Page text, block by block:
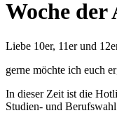
Woche der
Liebe 10er, 11er und
gerne möchte ich euch
In dieser Zeit ist die
Studien- und